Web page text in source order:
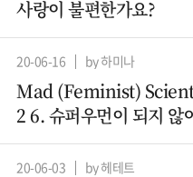
사랑이 불편한가요?
20-06-16 by 하미나
Mad (Feminist)
2 6. 슈퍼우먼이 되지 않
20-06-03 by 헤테트